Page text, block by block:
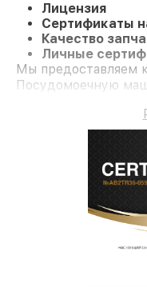
Лицензия
Сертификаты
Качество
Личные
Мы предоставляем
Посудомоечную